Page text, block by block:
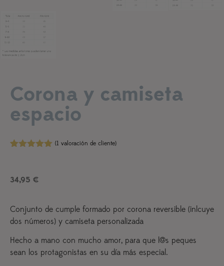
Añadir a lista de deseos
Corona y camiseta
espacio
avaloración
(1 valoración de cliente)
34,95 €
Conjunto de cumple formado por corona reversible (inlcuye
dos números) y camiseta personalizada
Hecho a mano con mucho amor, para que l@s peques
sean los protagonistas en su día más especial.